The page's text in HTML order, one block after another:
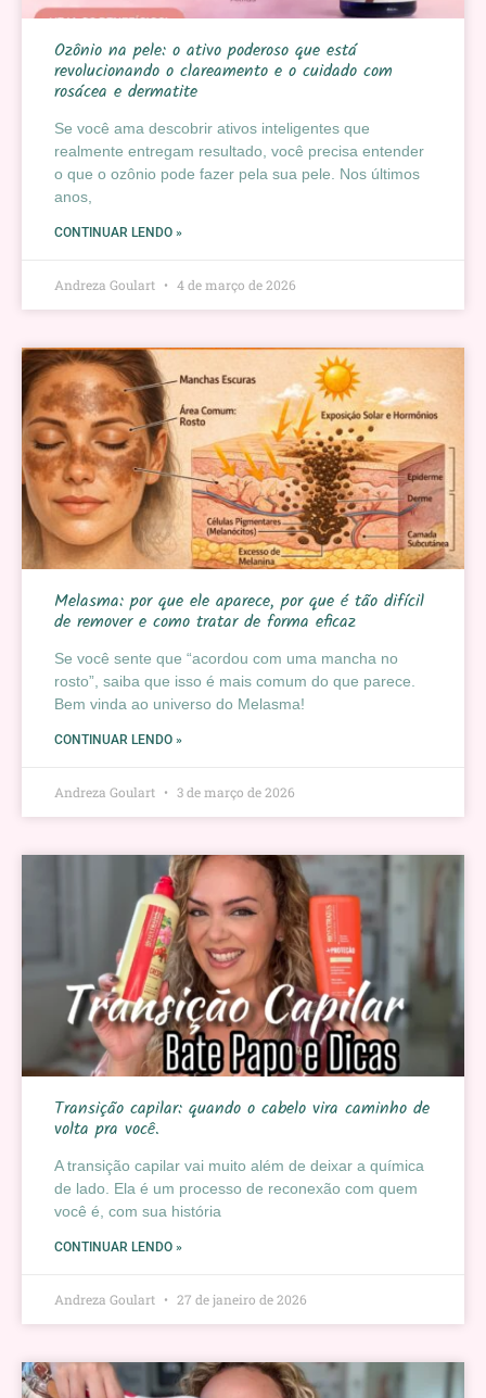
Ozônio na pele: o ativo poderoso que está
revolucionando o clareamento e o cuidado com
rosácea e dermatite
Se você ama descobrir ativos inteligentes que
realmente entregam resultado, você precisa entender
o que o ozônio pode fazer pela sua pele. Nos últimos
anos,
CONTINUAR LENDO »
Andreza Goulart 4 de março de 2026
Melasma: por que ele aparece, por que é tão difícil
de remover e como tratar de forma eficaz
Se você sente que “acordou com uma mancha no
rosto”, saiba que isso é mais comum do que parece.
Bem vinda ao universo do Melasma!
CONTINUAR LENDO »
Andreza Goulart 3 de março de 2026
Transição capilar: quando o cabelo vira caminho de
volta pra você.
A transição capilar vai muito além de deixar a química
de lado. Ela é um processo de reconexão com quem
você é, com sua história
CONTINUAR LENDO »
Andreza Goulart 27 de janeiro de 2026